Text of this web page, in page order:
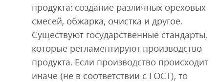
продукта: создание различных ореховых
смесей, обжарка, очистка и другое.
Существуют государственные стандарты,
которые регламентируют производство
продукта. Если производство происходит
иначе (не в соответствии с ГОСТ), то